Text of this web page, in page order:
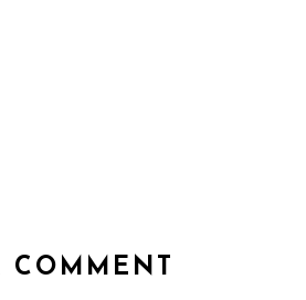
COMMENT